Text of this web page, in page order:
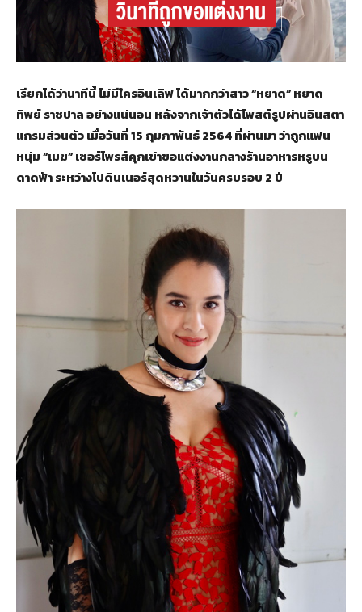
เรียกได้ว่านาทีนี้ ไม่มีใครอินเลิฟ ได้มากกว่าสาว “หยาด” หยาด
ทิพย์ ราชปาล อย่างแน่นอน หลังจากเจ้าตัวได้โพสต์รูปผ่านอินสตา
แกรมส่วนตัว เมื่อวันที่ 15 กุมภาพันธ์ 2564 ที่ผ่านมา ว่าถูกแฟน
หนุ่ม “เมฆ” เซอร์ไพรส์คุกเข่าขอแต่งงานกลางร้านอาหารหรูบน
ดาดฟ้า ระหว่างไปดินเนอร์สุดหวานในวันครบรอบ 2 ปี